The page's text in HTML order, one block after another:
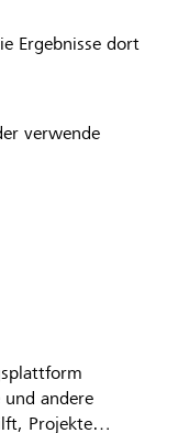
Ergebnisse dort
verwende
andere
Projekte